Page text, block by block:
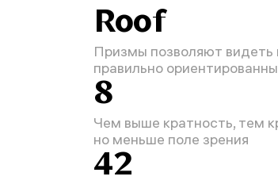
Roof
Призмы позволяют видеть
правильно
8
Чем выше кратность, тем
но меньше поле зрения
42